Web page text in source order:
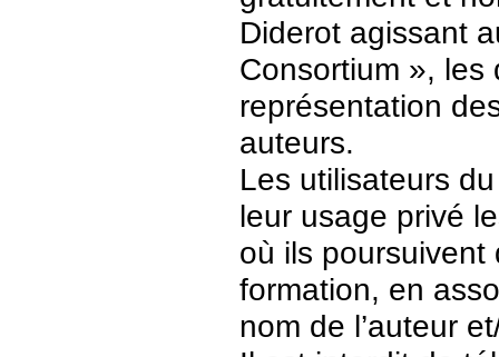
Diderot agissant
Consortium », les
représentation
auteurs.
Les utilisateurs
leur usage privé
où ils
formation, en
nom de l’auteur